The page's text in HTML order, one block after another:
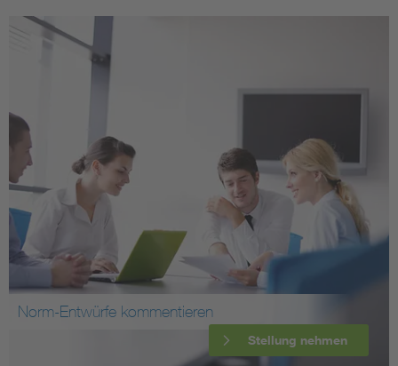
Norm-Entwürfe kommentieren
Stellung nehmen